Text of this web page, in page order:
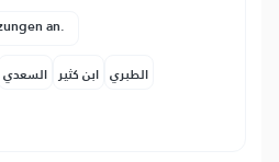
an.
السعدي ابن كثير الطبري